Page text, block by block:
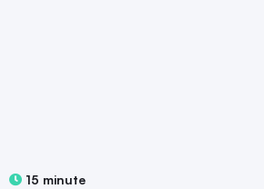
15 minute